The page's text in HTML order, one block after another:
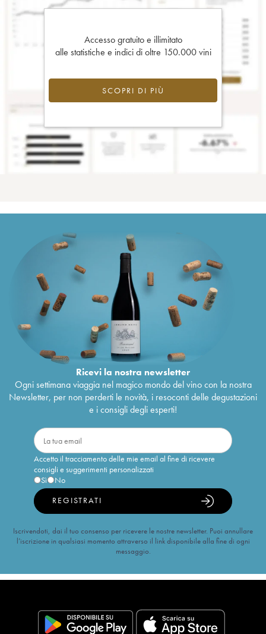
Accesso gratuito e illimitato
alle statistiche e indici di oltre 150.000 vini
SCOPRI DI PIÙ
Ricevi la nostra newsletter
Ogni settimana viaggia nel magico mondo del vino con la nostra
Newsletter, per non perderti le novità, i resoconti delle degustazioni
e i consigli degli esperti!
Accetto il tracciamento delle mie email al fine di ricevere
consigli e suggerimenti personalizzati
Sì
No
REGISTRATI
Iscrivendoti, dai il tuo consenso per ricevere le nostre newsletter. Puoi annullare
l’iscrizione in qualsiasi momento attraverso il link disponibile alla fine di ogni
messaggio.